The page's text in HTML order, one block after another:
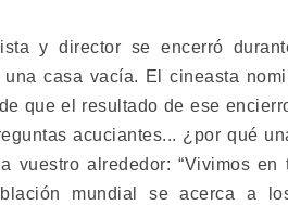
y director se encerró
casa vacía. El cineasta
que el resultado de ese
acuciantes... ¿por qué
vuestro alrededor: “Vivimos en
mundial se acerca a